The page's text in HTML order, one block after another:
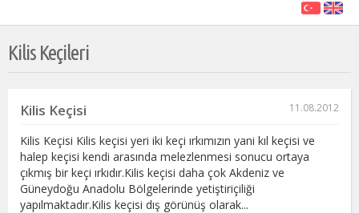
Kilis Keçileri
Kilis Keçisi 11.08.2012
Kilis Keçisi Kilis keçisi yeri iki keçi ırkımızın yani kıl keçisi ve
halep keçisi kendi arasında melezlenmesi sonucu ortaya
çıkmış bir keçi ırkıdır.Kilis keçisi daha çok Akdeniz ve
Güneydoğu Anadolu Bölgelerinde yetiştiriçiliği
yapılmaktadır.Kilis keçisi dış görünüş olarak...